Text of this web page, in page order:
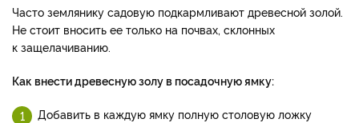
Часто землянику садовую подкармливают древесной золой.
Не стоит вносить ее только на почвах, склонных
к защелачиванию.
Как внести древесную золу в посадочную ямку:
Добавить в каждую ямку полную столовую ложку